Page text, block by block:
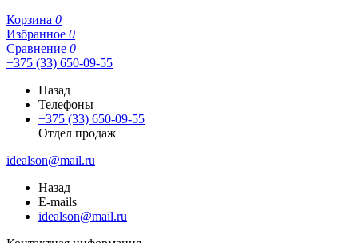
Корзина 0
Избранное 0
Сравнение 0
+375 (33) 650-09-55
Назад
Телефоны
+375 (33) 650-09-55
Отдел продаж
idealson@mail.ru
Назад
E-mails
idealson@mail.ru